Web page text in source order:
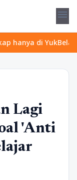
menu
di
Lagi
'Anti